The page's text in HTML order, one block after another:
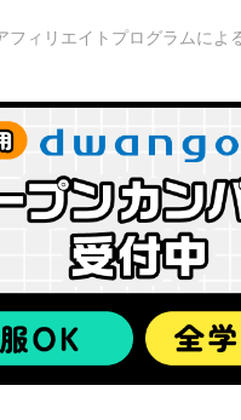
フィリエイトプログラムによ